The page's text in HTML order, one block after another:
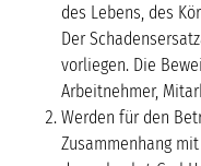
des Lebens, des
Der
vorliegen. Die
Arbeitnehmer,
Werden für den
Zusammenhang